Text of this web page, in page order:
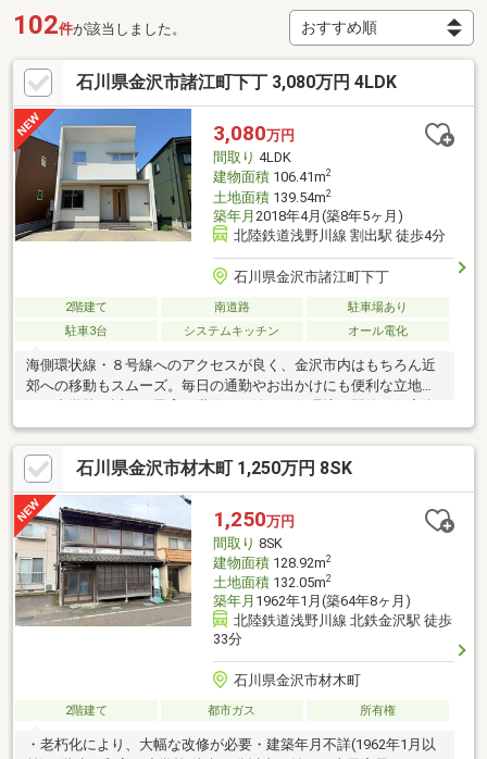
102件が該当しました。
石川県金沢市諸江町下丁 3,080万円 4LDK
3,080万円
間取り 4LDK
建物面積106.41m2
土地面積139.54m2
築年月 2018年4月(築8年5ヶ月)
北陸鉄道浅野川線 割出駅 徒歩4分
石川県金沢市諸江町下丁
2階建て 南道路
駐車場あり
駐車3台
システムキッチン オール電化
海側環状線・８号線へのアクセスが良く、金沢市内はもちろん近
郊への移動もスムーズ。毎日の通勤やお出かけにも便利な立地で
ならではの、穏やかな暮らしが魅力です。室内は丁寧に使用され
ており、築浅ならではの綺麗な状態を保っています。シューズク
ロークやウォークインクローゼットなど収納スペースが充実して
おり、玄関まわりや居室もスッキリと片付く暮らしやすい住まい
です。ゆとりある４ＬＤＫは、ご家族それぞれのプライベート空
間を確保しながら、家族団らんの時間も大切にできる間取り。お
問い合わせお待ちしております。
石川県金沢市材木町 1,250万円 8SK
1,250万円
間取り 8SK
建物面積128.92m2
土地面積132.05m2
築年月 1962年1月(築64年8ヶ月)
北陸鉄道浅野川線 北鉄金沢駅 徒歩
33分
石川県金沢市材木町
2階建て 都市ガス 所有権
・老朽化により、大幅な改修が必要・建築年月不詳(1962年1月以